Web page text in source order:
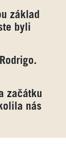
základ
byli
začátku
nás